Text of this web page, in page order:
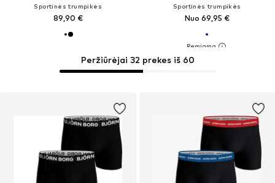
Sportinės trumpikės
89,90 €
Sportinės trumpikės
Nuo 69,95 €
Peržiūrėjai 32 prekes iš 60